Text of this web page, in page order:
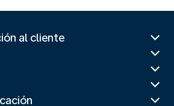
al cliente